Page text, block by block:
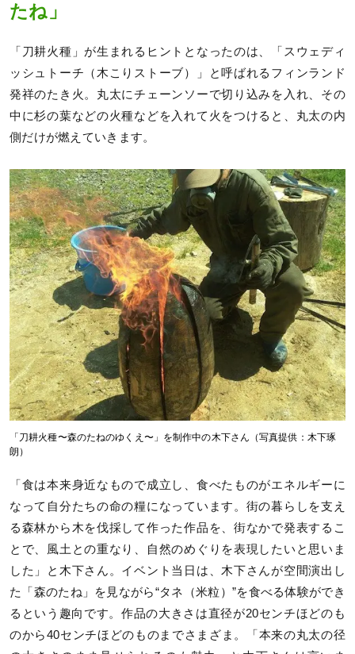
たね」
「刀耕火種」が生まれるヒントとなったのは、「スウェディ
ッシュトーチ（木こりストーブ）」と呼ばれるフィンランド
発祥のたき火。丸太にチェーンソーで切り込みを入れ、その
中に杉の葉などの火種などを入れて火をつけると、丸太の内
側だけが燃えていきます。
「刀耕火種〜森のたねのゆくえ〜」を制作中の木下さん（写真提供：木下琢
朗）
「食は本来身近なもので成立し、食べたものがエネルギーに
なって自分たちの命の糧になっています。街の暮らしを支え
る森林から木を伐採して作った作品を、街なかで発表するこ
とで、風土との重なり、自然のめぐりを表現したいと思いま
した」と木下さん。イベント当日は、木下さんが空間演出し
た「森のたね」を見ながら“タネ（米粒）”を食べる体験ができ
るという趣向です。作品の大きさは直径が20センチほどのも
のから40センチほどのものまでさまざま。「本来の丸太の径